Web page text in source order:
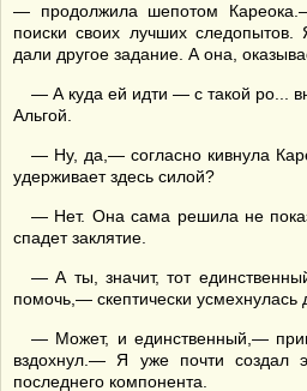
— продолжила шепотом
поиски своих лучших
дали другое задание. А она,
— А куда ей идти — с такой ро...
Альгой.
— Ну, да,— согласно кивнула
удерживает здесь силой?
— Нет. Она сама решила не
спадет заклятие.
— А ты, значит, тот
помочь,— скептически усмехнулась
— Может, и единственный,—
вздохнул.— Я уже почти создал
последнего компонента.